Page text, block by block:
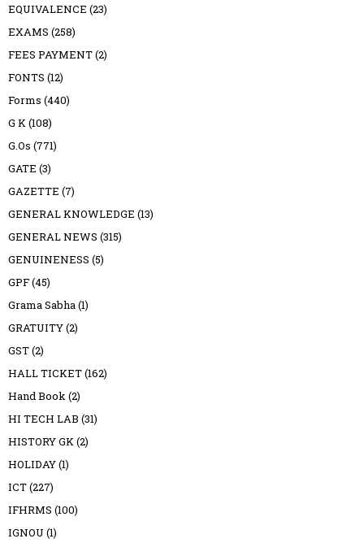
EQUIVALENCE (23)
EXAMS (258)
FEES PAYMENT(2)
FONTS (12)
Forms (440)
G K(108)
G.Os (771)
GATE (3)
GAZETTE (7)
GENERAL KNOWLEDGE (13)
GENERAL NEWS (315)
GENUINENESS (5)
GPF(45)
Grama Sabha(1)
GRATUITY(2)
GST(2)
HALL TICKET(162)
Hand Book(2)
HI TECH LAB (31)
HISTORY GK(2)
HOLIDAY(1)
ICT(227)
IFHRMS (100)
IGNOU (1)